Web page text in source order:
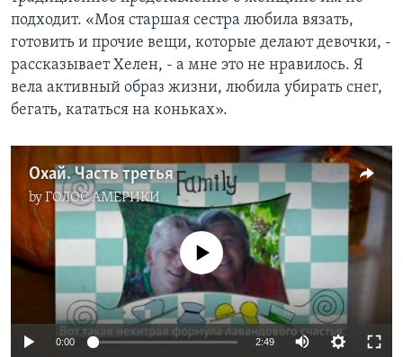
подходит. «Моя старшая сестра любила вязать,
готовить и прочие вещи, которые делают девочки, -
рассказывает Хелен, - а мне это не нравилось. Я
вела активный образ жизни, любила убирать снег,
бегать, кататься на коньках».
Охай. Часть третья
byГОЛОС АМЕРИКИ
No media source currently available
0:00 2:49